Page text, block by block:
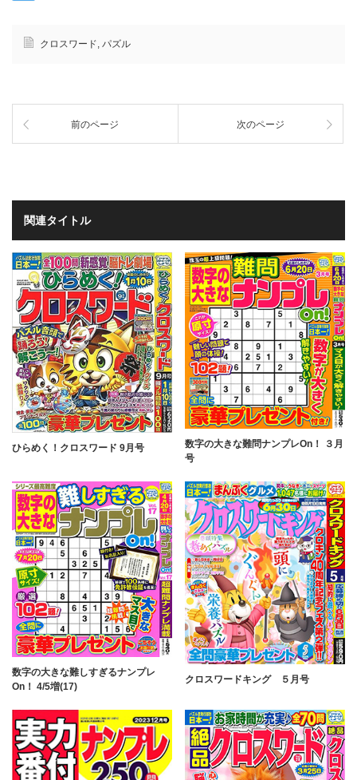
クロスワード, パズル
前のページ 次のページ
関連タイトル
ひらめく！クロスワード 9月号
数字の大きな難問ナンプレOn！ ３月
号
数字の大きな難しすぎるナンプレ
On！ 4/5増(17)
クロスワードキング ５月号